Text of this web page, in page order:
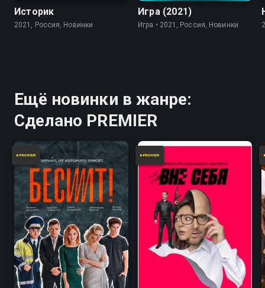
Историк
2021, Россия, Новинки
Игра (2021)
Игра • 2021, Россия, Новинки
Ещё новинки в жанре:
Сделано PREMIER